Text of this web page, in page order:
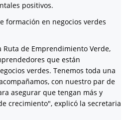
positivos.
Ruta de Emprendimiento Verde,
que están
verdes. Tenemos toda una
con nuestro par de
asegurar que tengan más y
crecimiento", explicó la secretaria